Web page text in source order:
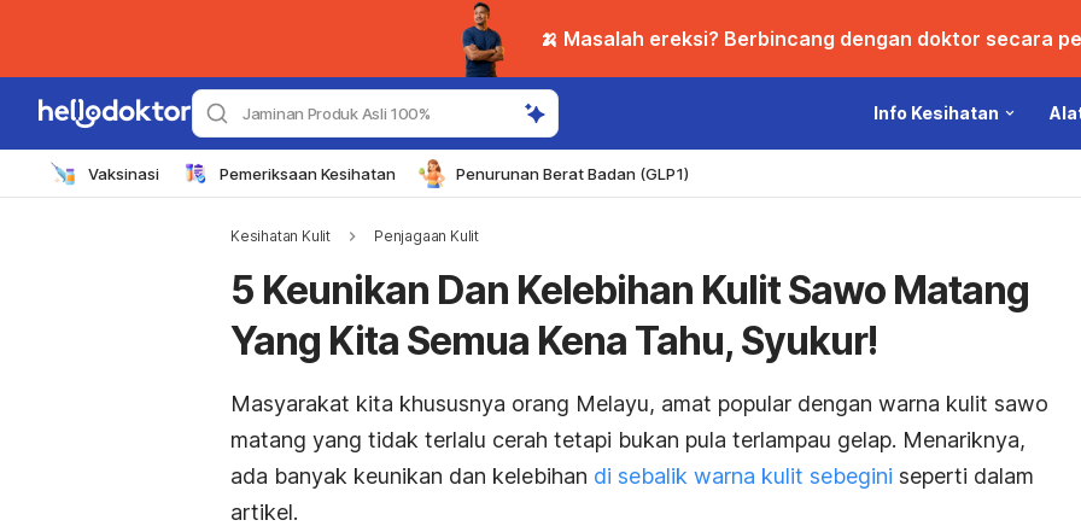
🍌 Masalah ereksi? Berbincang dengan doktor secara
Jaminan Produk Asli 100% Info Kesihatan
Vaksinasi Pemeriksaan Kesihatan Penurunan Berat Badan (GLP1)
Kesihatan Kulit Penjagaan Kulit
5 Keunikan Dan Kelebihan Kulit Sawo Matang
Yang Kita Semua Kena Tahu, Syukur!
Masyarakat kita khususnya orang Melayu, amat popular dengan warna kulit sawo
matang yang tidak terlalu cerah tetapi bukan pula terlampau gelap. Menariknya,
ada banyak keunikan dan kelebihan di sebalik warna kulit sebegini seperti dalam
artikel.